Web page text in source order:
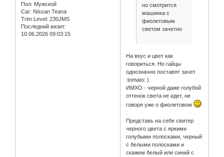
Пол: Мужской
Car: Nissan Teana
Trim Level: 230JMS
Последний визит:
10.06.2026 09:03:15
но смотрится
машинка с
фиолетовым
светом зачетно
На вкус и цвет как
говориться. Но гайцы
однозначно поставят зачет
:tomato: ).
ИМХО - черной даже голубой
оттенок света не идет, не
говоря уже о фиолетовом
Представь на себе свитер
черного цвета с яркими
голубыми полосками, черный
с белыми полосками и
скажем белый или синий с